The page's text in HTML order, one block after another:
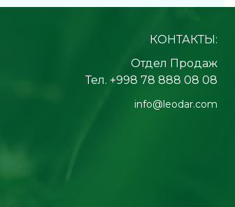
КОНТАКТЫ:
Отдел Продаж
Тел. +998 78 888 08 08
info@leodar.com